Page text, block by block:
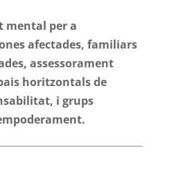
mental per a
afectades, familiars
assessorament
horitzontals de
i grups